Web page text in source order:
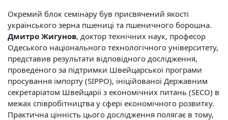
Окремий блок семінару був присвячений якості
українського зерна пшениці та пшеничного борошна.
Дмитро Жигунов, доктор технічних наук, професор
Одеського національного технологічного університету,
представив результати відповідного дослідження,
проведеного за підтримки Швейцарської програми
просування імпорту (SIPPO), ініційованої Державним
секретаріатом Швейцарії з економічних питань (SECO) в
межах співробітництва у сфері економічного розвитку.
Практична цінність цього дослідження полягає в тому,